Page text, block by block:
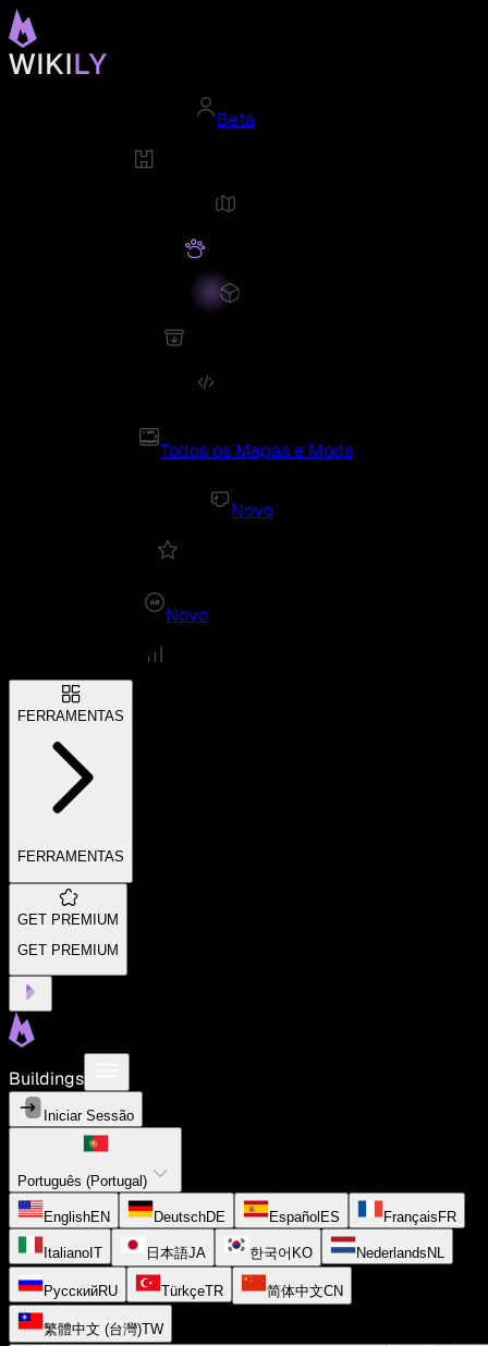
Beta
Todos os Mapas e Mods
Novo
Novo
FERRAMENTAS
FERRAMENTAS
GET PREMIUM
GET PREMIUM
Buildings
Iniciar Sessão
Português (Portugal)
EnglishEN DeutschDE Español ES Français FR
Italiano IT 日本語JA 한국어 KO Nederlands NL
РусскийRU TürkçeTR 简体中文CN
繁體中文 (台灣)TW